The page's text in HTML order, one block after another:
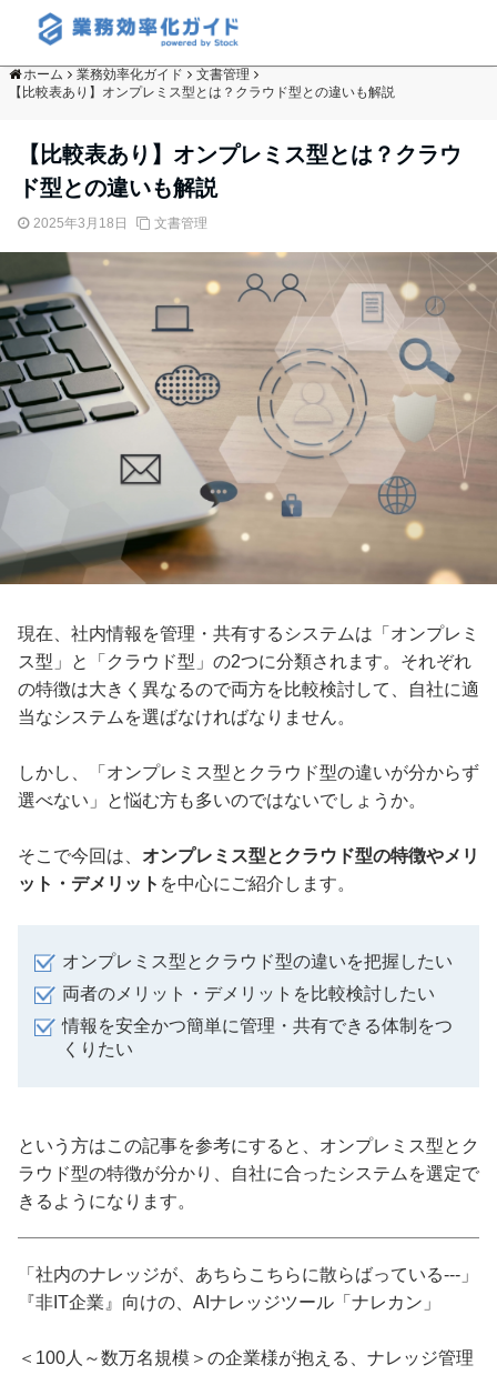
ホーム 業務効率化ガイド
文書管理
【比較表あり】オンプレミス型とは？クラウド型との違いも解説
【比較表あり】オンプレミス型とは？クラウ
ド型との違いも解説
2025年3月18日 文書管理
現在、社内情報を管理・共有するシステムは「オンプレミ
ス型」と「クラウド型」の2つに分類されます。それぞれ
の特徴は大きく異なるので両方を比較検討して、自社に適
当なシステムを選ばなければなりません。
しかし、「オンプレミス型とクラウド型の違いが分からず
選べない」と悩む方も多いのではないでしょうか。
そこで今回は、 オンプレミス型とクラウド型の特徴やメリ
ット・デメリット を中心にご紹介します。
オンプレミス型とクラウド型の違いを把握したい
両者のメリット・デメリットを比較検討したい
情報を安全かつ簡単に管理・共有できる体制をつ
くりたい
という方はこの記事を参考にすると、オンプレミス型とク
ラウド型の特徴が分かり、自社に合ったシステムを選定で
きるようになります。
「社内のナレッジが、あちらこちらに散らばっている---」
『非IT企業』向けの、AIナレッジツール「ナレカン」
＜100人～数万名規模＞の企業様が抱える、ナレッジ管理